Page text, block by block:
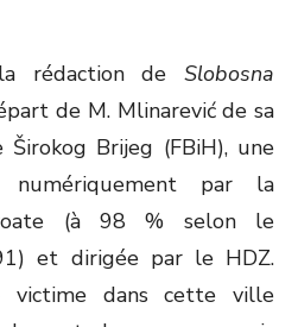
rédaction de Slobosna
de M. Mlinarević de sa
Brijeg (FBiH), une
numériquement par la
(à 98 % selon le
et dirigée par le HDZ.
victime dans cette ville